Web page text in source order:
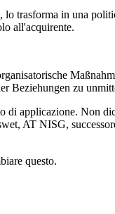
lo trasforma in una
all'acquirente.
Beziehungen zu
di applicazione. Non
AT NISG,
questo.